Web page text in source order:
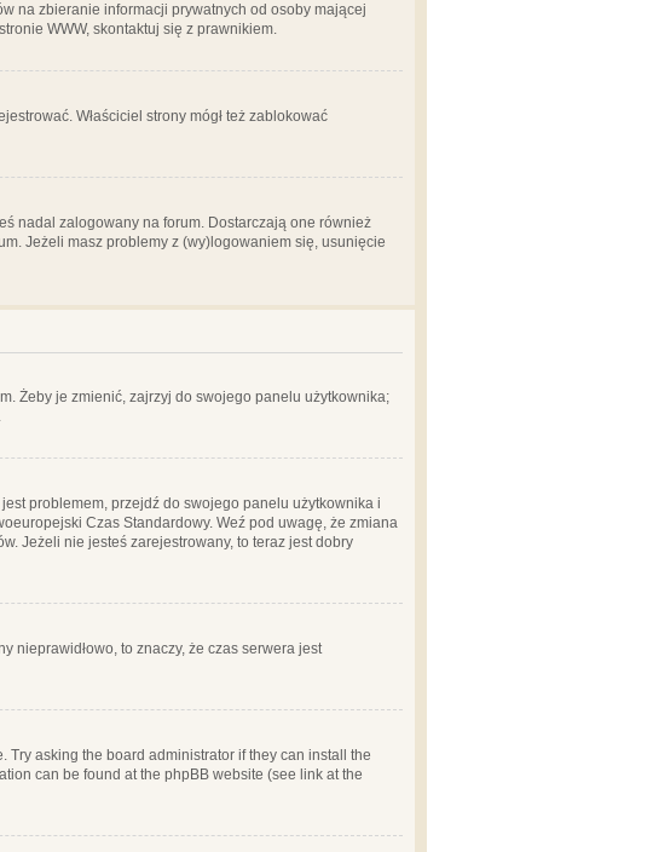
na zbieranie informacji prywatnych od osoby mającej
WWW, skontaktuj się z prawnikiem.
Właściciel strony mógł też zablokować
nadal zalogowany na forum. Dostarczają one również
Jeżeli masz problemy z (wy)logowaniem się, usunięcie
Żeby je zmienić, zajrzyj do swojego panelu użytkownika;
problemem, przejdź do swojego panelu użytkownika i
Czas Standardowy. Weź pod uwagę, że zmiana
Jeżeli nie jesteś zarejestrowany, to teraz jest dobry
nieprawidłowo, to znaczy, że czas serwera jest
asking the board administrator if they can install the
can be found at the phpBB website (see link at the